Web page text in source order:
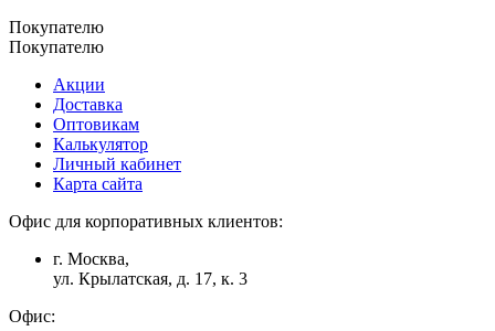
Покупателю
Покупателю
Акции
Доставка
Оптовикам
Калькулятор
Личный кабинет
Карта сайта
Офис для корпоративных клиентов:
г. Москва,
ул. Крылатская, д. 17, к. 3
Офис: